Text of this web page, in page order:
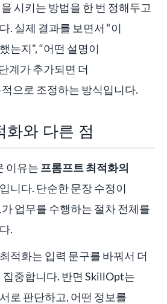
시키는 방법을 한 번 정해두고
. 실제 결과를 보면서 “이
는지”, “어떤 설명이
계가 추가되면 더
으로 조정하는 방식입니다.
화와 다른 점
이유는 프롬프트 최적화의
니다. 단순한 문장 수정이
업무를 수행하는 절차 전체를
.
적화는 입력 문구를 바꿔서 더
집중합니다. 반면 SkillOpt는
로 판단하고, 어떤 정보를